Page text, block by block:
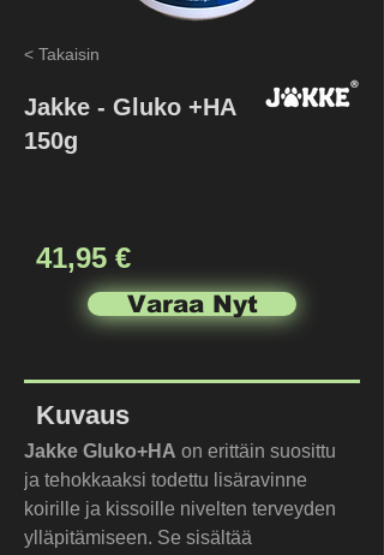
< Takaisin
Jakke - Gluko +HA
150g
41,95 €
Varaa Nyt
Kuvaus
Jakke Gluko+HA on erittäin suosittu
ja tehokkaaksi todettu lisäravinne
koirille ja kissoille nivelten terveyden
ylläpitämiseen. Se sisältää